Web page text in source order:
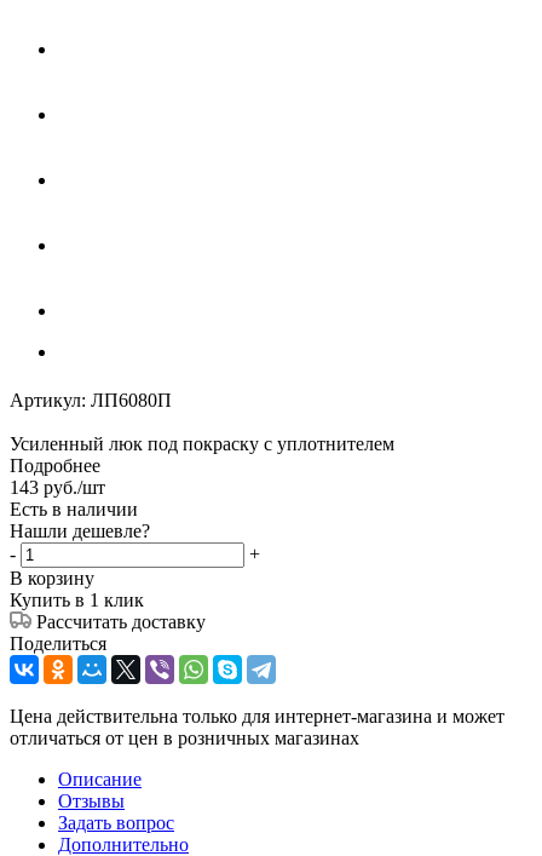
Артикул: ЛП6080П
Усиленный люк под покраску с уплотнителем
Подробнее
143 руб./шт
Есть в наличии
Нашли дешевле?
-
+
В корзину
Купить в 1 клик
Рассчитать доставку
Поделиться
Цена действительна только для интернет-магазина и может
отличаться от цен в розничных магазинах
Описание
Отзывы
Задать вопрос
Дополнительно